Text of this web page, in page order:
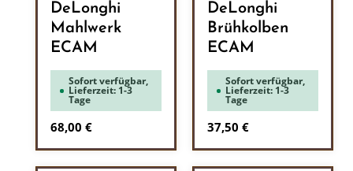
DeLonghi
Mahlwerk
ECAM
Sofort verfügbar,
Lieferzeit: 1-3
Tage
Regulärer Preis:
68,00 €
DeLonghi
Brühkolben
ECAM
Sofort verfügbar,
Lieferzeit: 1-3
Tage
Regulärer Preis:
37,50 €